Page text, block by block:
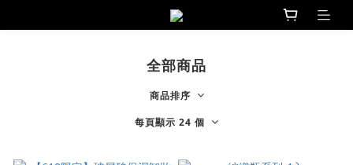
全部商品
商品排序
每頁顯示 24 個